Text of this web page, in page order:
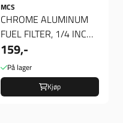
MCS
CHROME ALUMINUM
FUEL FILTER, 1/4 INCH,
Bensinfilter
159,-
På lager
Kjøp